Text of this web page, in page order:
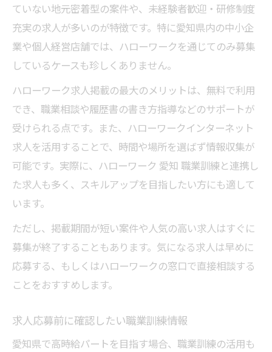
ていない地元密着型の案件や、未経験者歓迎・研修制度
充実の求人が多いのが特徴です。特に愛知県内の中小企
業や個人経営店舗では、ハローワークを通じてのみ募集
しているケースも珍しくありません。
ハローワーク求人掲載の最大のメリットは、無料で利用
でき、職業相談や履歴書の書き方指導などのサポートが
受けられる点です。また、ハローワークインターネット
求人を活用することで、時間や場所を選ばず情報収集が
可能です。実際に、ハローワーク 愛知 職業訓練と連携し
た求人も多く、スキルアップを目指したい方にも適して
います。
ただし、掲載期間が短い案件や人気の高い求人はすぐに
募集が終了することもあります。気になる求人は早めに
応募する、もしくはハローワークの窓口で直接相談する
ことをおすすめします。
求人応募前に確認したい職業訓練情報
愛知県で高時給パートを目指す場合、職業訓練の活用も